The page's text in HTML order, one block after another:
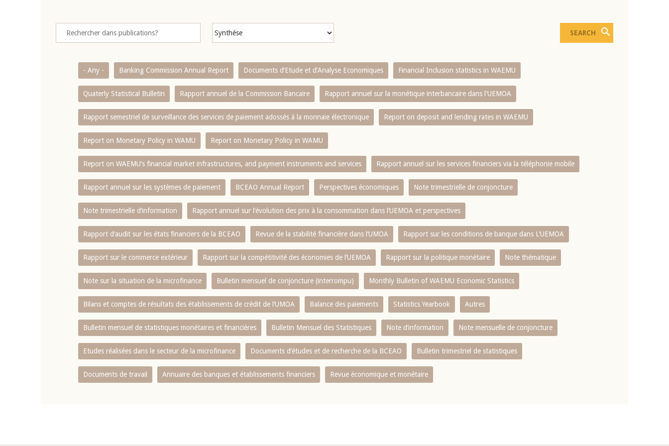
- Any - Banking Commission Annual Report Documents d’Etude et d’Analyse Economiques Financial Inclusion statistics in WAEMU
Quaterly Statistical Bulletin Rapport annuel de la Commission Bancaire Rapport annuel sur la monétique interbancaire dans l'UEMOA
Rapport semestriel de surveillance des services de paiement adossés à la monnaie électronique Report on deposit and lending rates in WAEMU
Report on Monetary Policy in WAMU Report on Monetary Policy in WAMU
Report on WAEMU’s financial market infrastructures, and payment instruments and services Rapport annuel sur les services financiers via la téléphonie mobile
Rapport annuel sur les systèmes de paiement BCEAO Annual Report Perspectives économiques Note trimestrielle de conjoncture
Note trimestrielle d‘information Rapport annuel sur l‘évolution des prix à la consommation dans l‘UEMOA et perspectives
Rapport d‘audit sur les états financiers de la BCEAO Revue de la stabilité financière dans l‘UMOA Rapport sur les conditions de banque dans L‘UEMOA
Rapport sur le commerce extérieur Rapport sur la compétitivité des économies de l‘UEMOA Rapport sur la politique monétaire Note thématique
Note sur la situation de la microfinance Bulletin mensuel de conjoncture (interrompu) Monthly Bulletin of WAEMU Economic Statistics
Bilans et comptes de résultats des établissements de crédit de l‘UMOA Balance des paiements Statistics Yearbook Autres
Bulletin mensuel de statistiques monétaires et financières Bulletin Mensuel des Statistiques Note d’information Note mensuelle de conjoncture
Etudes réalisées dans le secteur de la microfinance Documents d’études et de recherche de la BCEAO Bulletin trimestriel de statistiques
Documents de travail Annuaire des banques et établissements financiers Revue économique et monétaire